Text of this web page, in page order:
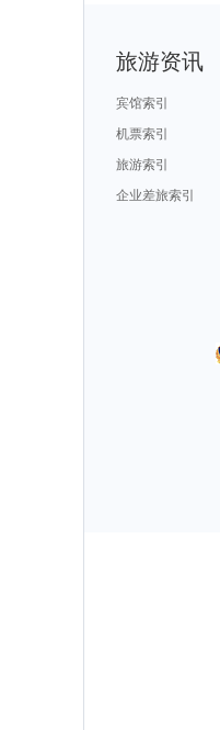
旅游资讯
宾馆索引
机票索引
旅游索引
企业差旅索引